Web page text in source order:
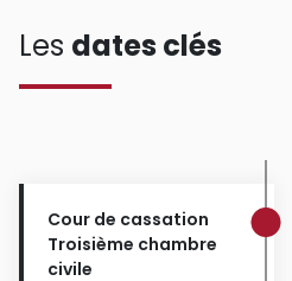
Les dates clés
Cour de cassation
Troisième chambre
civile